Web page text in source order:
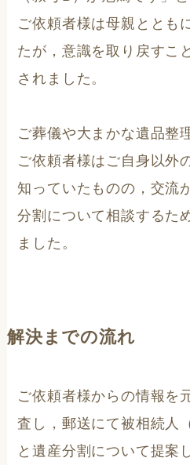
ご依頼者様は母親ととも
たが，意識を取り戻すこ
されました。
ご葬儀や大まかな遺品整
ご依頼者様はご自身以外
知っていたものの，交流
分割について相談するた
ました。
解決までの流れ
ご依頼者様からの情報を
査し，郵送にて被相続人
と遺産分割について提案